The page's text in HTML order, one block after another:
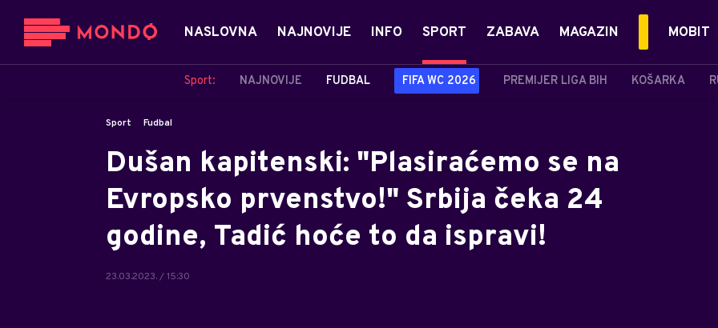
NASLOVNA NAJNOVIJE INFO SPORT
Sport: NAJNOVIJE FUDBAL FIFA WC 2026 PREMIJER LIGA BIH KOŠARKA
ZABAVA MAGAZIN MOBIT
Sport Fudbal
Dušan kapitenski: "Plasiraćemo se na
Evropsko prvenstvo!" Srbija čeka 24
godine, Tadić hoće to da ispravi!
23.03.2023. / 15:30